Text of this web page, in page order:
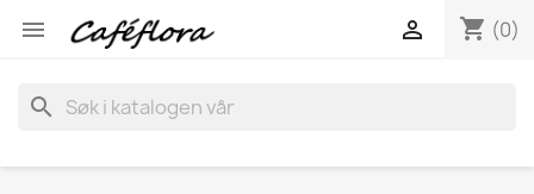
 shopping_cart (0)

search